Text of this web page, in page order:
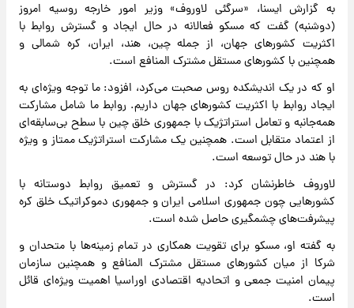
به گزارش ایسنا، «سرگئی لاوروف» وزیر امور خارجه روسیه امروز
(دوشنبه) گفت که مسکو فعالانه در حال ایجاد و گسترش روابط با
اکثریت کشورهای جهان، از جمله چین، هند، ایران، کره شمالی و
همچنین با کشورهای مستقل مشترک المنافع است.
او که در یک اندیشکده روس صحبت می‌کرد، افزود: ما توجه ویژه‌ای به
ایجاد روابط با اکثریت کشورهای جهان داریم. روابط ما شامل مشارکت
همه‌جانبه و تعامل استراتژیک با جمهوری خلق چین با سطح بی‌سابقه‌ای
از اعتماد متقابل است. همچنین یک مشارکت استراتژیک ممتاز و ویژه
با هند در حال توسعه است.
لاوروف خاطرنشان کرد: در گسترش و تعمیق روابط دوستانه با
کشورهایی چون جمهوری اسلامی ایران و جمهوری دموکراتیک خلق کره
پیشرفت‌های چشمگیری حاصل شده است.
به گفته او، مسکو برای تقویت همکاری در تمام زمینه‌ها با متحدان و
شرکا از میان کشورهای مستقل مشترک المنافع و همچنین سازمان
پیمان امنیت جمعی و اتحادیه اقتصادی اوراسیا اهمیت ویژه‌ای قائل
است.